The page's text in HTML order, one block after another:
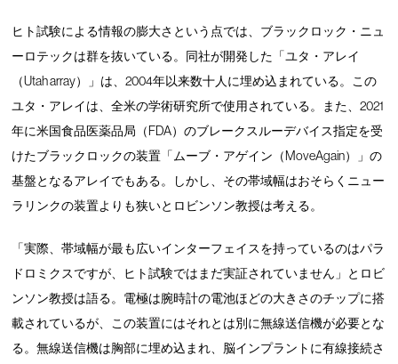
ヒト試験による情報の膨大さという点では、ブラックロック・ニュ
ーロテックは群を抜いている。同社が開発した「ユタ・アレイ
（Utah array）」は、2004年以来数十人に埋め込まれている。この
ユタ・アレイは、全米の学術研究所で使用されている。また、2021
年に米国食品医薬品局（FDA）のブレークスルーデバイス指定を受
けたブラックロックの装置「ムーブ・アゲイン（MoveAgain）」の
基盤となるアレイでもある。しかし、その帯域幅はおそらくニュー
ラリンクの装置よりも狭いとロビンソン教授は考える。
「実際、帯域幅が最も広いインターフェイスを持っているのはパラ
ドロミクスですが、ヒト試験ではまだ実証されていません」とロビ
ンソン教授は語る。電極は腕時計の電池ほどの大きさのチップに搭
載されているが、この装置にはそれとは別に無線送信機が必要とな
る。無線送信機は胸部に埋め込まれ、脳インプラントに有線接続さ